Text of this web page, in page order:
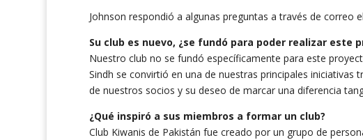
Johnson respondió a algunas preguntas a través de correo
Su club es nuevo, ¿se fundó para poder realizar este
Nuestro club no se fundó específicamente para este
Sindh se convirtió en una de nuestras principales
de nuestros socios y su deseo de marcar una diferencia
¿Qué inspiró a sus miembros a formar un club?
Club Kiwanis de Pakistán fue creado por un grupo de